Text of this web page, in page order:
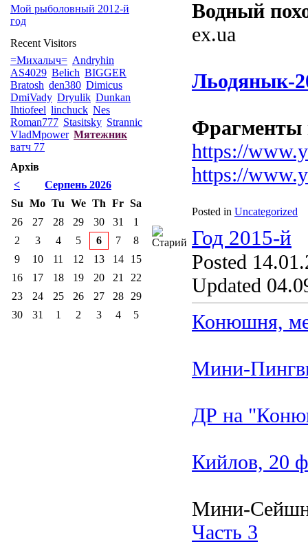
Водный
ex.ua
Льодянык-
Фрагменты
https://
https://
Posted in Uncategorized
Год 2015-й
Posted
Updated
Конюшня,
Мини-
ДР на
Кийлов, 20
Мини-
Часть 3
Мой рыболовный 2012-й
год
Recent Visitors
=Михалыч= Andryhin
AS4029 Belich BIGGER
Bratosh den380 Dimicus
DmiVady Dryulik Dunkan
Ihtiofeel linchuck Nes
Roman777 Stasitsky Strannic
VladMpower Мятежник
ватч 77
Архів
<
Серпень 2026
Su Mo Tu We Th Fr Sa
26
27 28 29 30 31
1
2
3 4 5 6 7
8
9
10 11 12 13 14
15
16
17 18 19 20 21
22
23
24 25 26 27 28
29
30
31 1 2 3 4 5